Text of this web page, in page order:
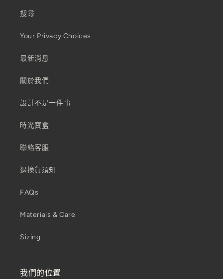
搜尋
Your Privacy Choices
最新消息
關於我們
設計不是一件事
時光寶盒
聯絡客服
退換貨須知
FAQs
Materials & Care
Sizing
我們的位置